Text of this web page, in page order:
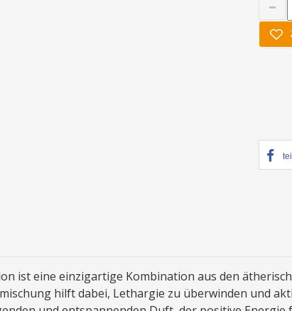
ist eine einzigartige Kombination aus den
hilft dabei, Lethargie zu überwinden und